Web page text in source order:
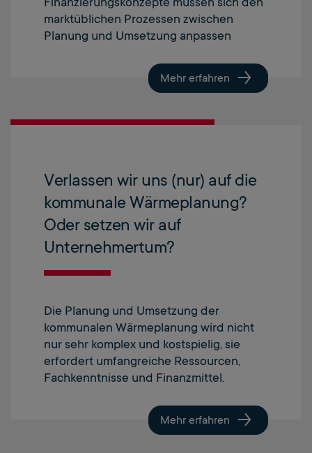
marktüblichen Prozessen zwischen
Planung und Umsetzung anpassen
Mehr erfahren
Verlassen wir uns (nur) auf die
kommunale Wärmeplanung?
Oder setzen wir auf
Unternehmertum?
Die Planung und Umsetzung der
kommunalen Wärmeplanung wird nicht
nur sehr komplex und kostspielig, sie
erfordert umfangreiche Ressourcen,
Fachkenntnisse und Finanzmittel.
Mehr erfahren